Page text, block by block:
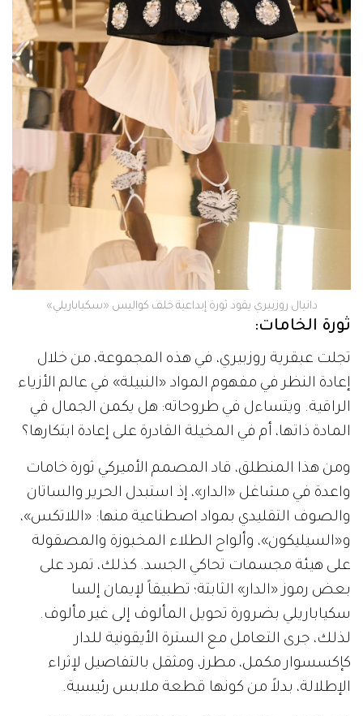
دانيال روزبيري يقود ثورة إبداعية خلف كواليس «سكياباريلي»
ثورة الخامات:
تجلت عبقرية روزبيري، في هذه المجموعة، من خلال
إعادة النظر في مفهوم المواد «النبيلة» في عالم الأزياء
الراقية. ويتساءل في طروحاته: هل يكمن الجمال في
المادة ذاتها، أم في المخيلة القادرة على إعادة ابتكارها؟
ومن هذا المنطلق، قاد المصمم الأميركي ثورة خامات
واعدة في مشاغل «الدار»، إذ استبدل الحرير والساتان
والصوف التقليدي بمواد اصطناعية منها: «اللاتكس»،
و«السيليكون»، وألواح الطلاء المخبوزة والمصقولة
على هيئة مجسمات تحاكي الجسد. كذلك، تمرد على
بعض رموز «الدار» الثابتة؛ تطبيقاً لإيمان إلسا
سكياباريلي بضرورة تحويل المألوف إلى غير مألوف.
لذلك، جرى التعامل مع السترة الأيقونية للدار
كإكسسوار مكمل، مطرز، ومثقل بالتفاصيل لإثراء
الإطلالة، بدلاً من كونها قطعة ملابس رئيسية.